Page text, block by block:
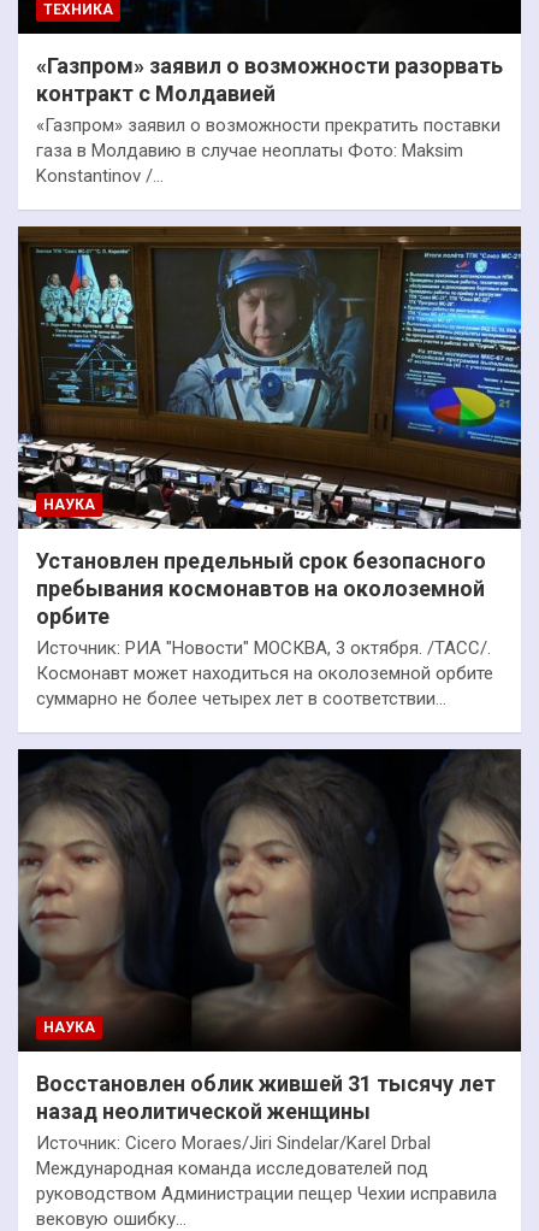
ТЕХНИКА
«Газпром» заявил о возможности разорвать
контракт с Молдавией
«Газпром» заявил о возможности прекратить поставки
газа в Молдавию в случае неоплаты Фото: Maksim
Konstantinov /…
НАУКА
Установлен предельный срок безопасного
пребывания космонавтов на околоземной
орбите
Источник: РИА "Новости" МОСКВА, 3 октября. /ТАСС/.
Космонавт может находиться на околоземной орбите
суммарно не более четырех лет в соответствии…
НАУКА
Восстановлен облик жившей 31 тысячу лет
назад неолитической женщины
Источник: Cicero Moraes/Jiri Sindelar/Karel Drbal
Международная команда исследователей под
руководством Администрации пещер Чехии исправила
вековую ошибку…